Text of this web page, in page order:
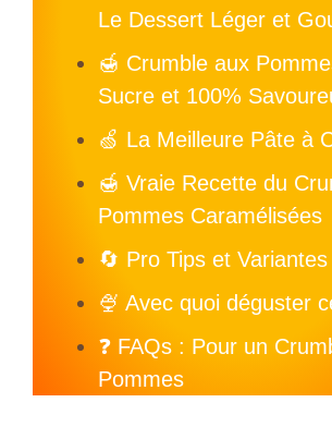
Le Dessert Léger et
🍯 Crumble aux
Sucre et 100%
🍏 La Meilleure Pâte à
🍯 Vraie Recette du
Pommes Caramélisées
🔄 Pro Tips et Variantes
🍨 Avec quoi déguster
❓ FAQs : Pour un
Pommes